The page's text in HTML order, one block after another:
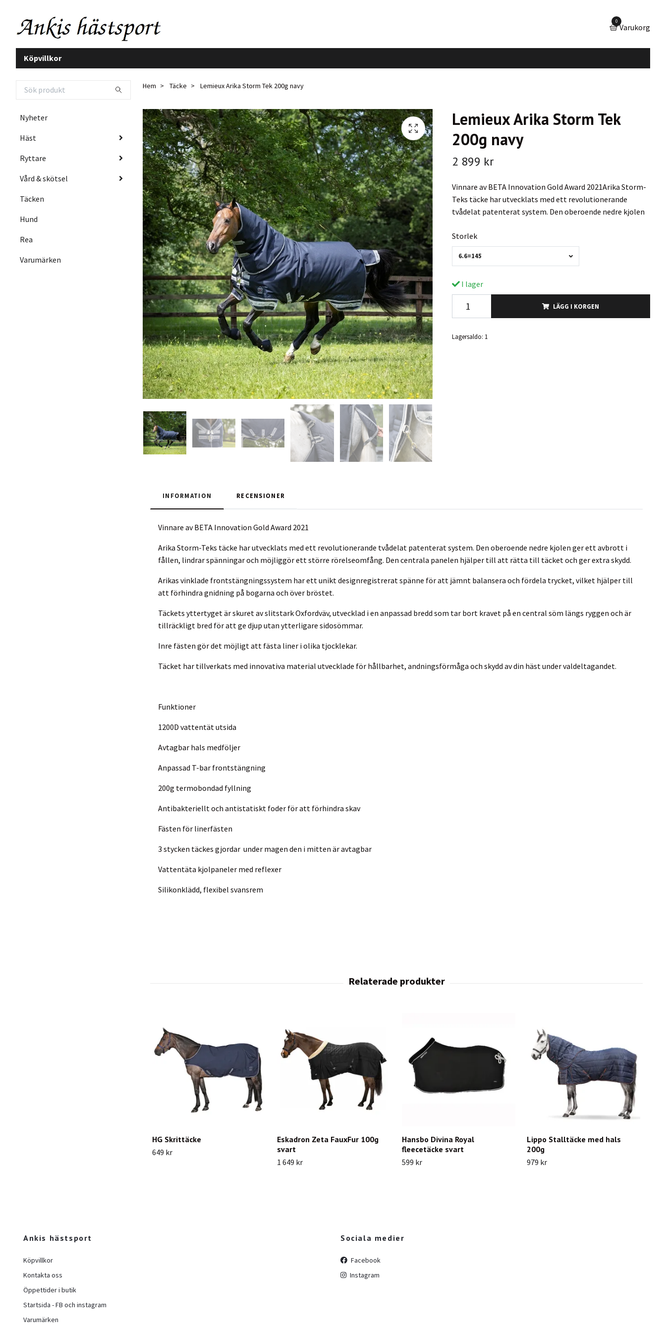
0
Varukorg
Köpvillkor
Nyheter
Häst
Ryttare
Vård & skötsel
Täcken
Hund
Rea
Varumärken
Hem Täcke Lemieux Arika Storm Tek 200g navy
Lemieux Arika Storm Tek
200g navy
2 899 kr
Vinnare av BETA Innovation Gold Award 2021Arika Storm-
Teks täcke har utvecklats med ett revolutionerande
tvådelat patenterat system. Den oberoende nedre kjolen
Storlek
6.6=145
I lager
LÄGG I KORGEN
Lagersaldo: 1
INFORMATION RECENSIONER
Vinnare av BETA Innovation Gold Award 2021
Arika Storm-Teks täcke har utvecklats med ett revolutionerande tvådelat patenterat system. Den oberoende nedre kjolen ger ett avbrott i
fållen, lindrar spänningar och möjliggör ett större rörelseomfång. Den centrala panelen hjälper till att rätta till täcket och ger extra skydd.
Arikas vinklade frontstängningssystem har ett unikt designregistrerat spänne för att jämnt balansera och fördela trycket, vilket hjälper till
att förhindra gnidning på bogarna och över bröstet.
Täckets yttertyget är skuret av slitstark Oxfordväv, utvecklad i en anpassad bredd som tar bort kravet på en central söm längs ryggen och är
tillräckligt bred för att ge djup utan ytterligare sidosömmar.
Inre fästen gör det möjligt att fästa liner i olika tjocklekar.
Täcket har tillverkats med innovativa material utvecklade för hållbarhet, andningsförmåga och skydd av din häst under valdeltagandet.
Funktioner
1200D vattentät utsida
Avtagbar hals medföljer
Anpassad T-bar frontstängning
200g termobondad fyllning
Antibakteriellt och antistatiskt foder för att förhindra skav
Fästen för linerfästen
3 stycken täckes gjordar under magen den i mitten är avtagbar
Vattentäta kjolpaneler med reflexer
Silikonklädd, flexibel svansrem
HG Skrittäcke
649 kr
Eskadron Zeta FauxFur 100g
svart
1 649 kr
Hansbo Divina Royal
fleecetäcke svart
599 kr
Lippo Stalltäcke med hals
200g
979 kr
Ankis hästsport
Köpvillkor
Kontakta oss
Öppettider i butik
Startsida - FB och instagram
Varumärken
Sociala medier
Facebook
Instagram